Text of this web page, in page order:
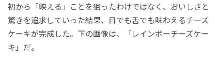
初から「映える」ことを狙ったわけではなく、おいしさと
驚きを追求していった結果、目でも舌でも味わえるチーズ
ケーキが完成した。下の画像は、「レインボーチーズケー
キ」だ。